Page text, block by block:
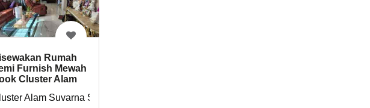
Tangerang, Banten 15560
Rumah
Furnish Mewah
Cluster Alam
Alam Suvarna Sutera Tangerang